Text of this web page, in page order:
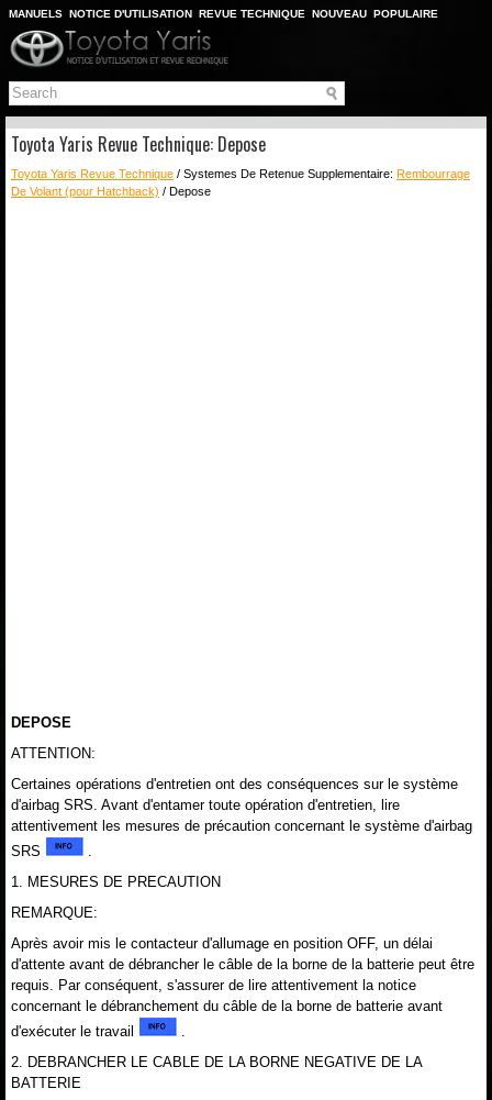
MANUELS NOTICE D'UTILISATION REVUE TECHNIQUE NOUVEAU POPULAIRE
PLAN DU SITE
CHERCHER
Toyota Yaris Revue Technique: Depose
Toyota Yaris Revue Technique / Systemes De Retenue Supplementaire: Rembourrage
De Volant (pour Hatchback) / Depose
DEPOSE
ATTENTION:
Certaines opérations d'entretien ont des conséquences sur le système
d'airbag SRS. Avant d'entamer toute opération d'entretien, lire
attentivement les mesures de précaution concernant le système d'airbag
SRS
1. MESURES DE PRECAUTION
REMARQUE:
Après avoir mis le contacteur d'allumage en position OFF, un délai
d'attente avant de débrancher le câble de la borne de la batterie peut être
requis. Par conséquent, s'assurer de lire attentivement la notice
concernant le débranchement du câble de la borne de batterie avant
d'exécuter le travail
2. DEBRANCHER LE CABLE DE LA BORNE NEGATIVE DE LA
BATTERIE